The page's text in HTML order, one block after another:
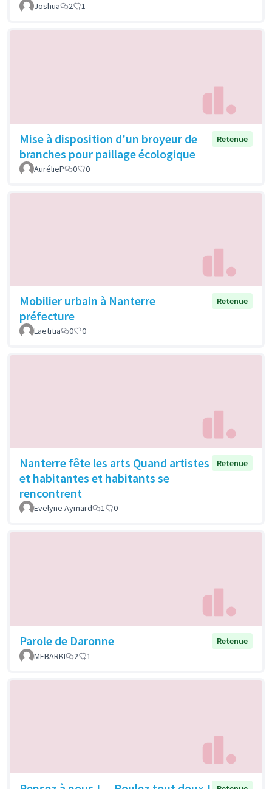
Joshua 2 1
Mise à disposition d'un broyeur de
branches pour paillage écologique
Retenue
AurélieP 0 0
Mobilier urbain à Nanterre
préfecture
Retenue
Laetitia 0 0
Nanterre fête les arts Quand artistes
et habitantes et habitants se
rencontrent
Retenue
Evelyne Aymard 1 0
Parole de Daronne
Retenue
MEBARKI
2 1